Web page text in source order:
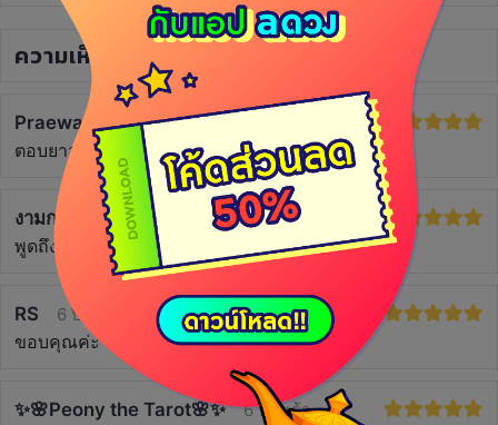
ความเห็น
Praewa 6 ปีที่แล้ว
ตอบยาว ใส่ใจมากค่ะ
งามกระจาย 6 ปีที่แล้ว
พูดถึงนิสัยส่วนตัวได้ตรงมากค่ะ. ขอบคุณนะคะ
RS 6 ปีที่แล้ว
ขอบคุณค่ะ
✨🌸Peony the Tarot🌸✨ 6 ปีที่แล้ว